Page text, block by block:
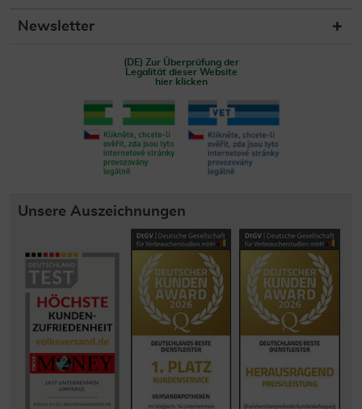
Newsletter
(DE) Zur Überprüfung der
Legalität dieser Website
hier klicken
Unsere Auszeichnungen